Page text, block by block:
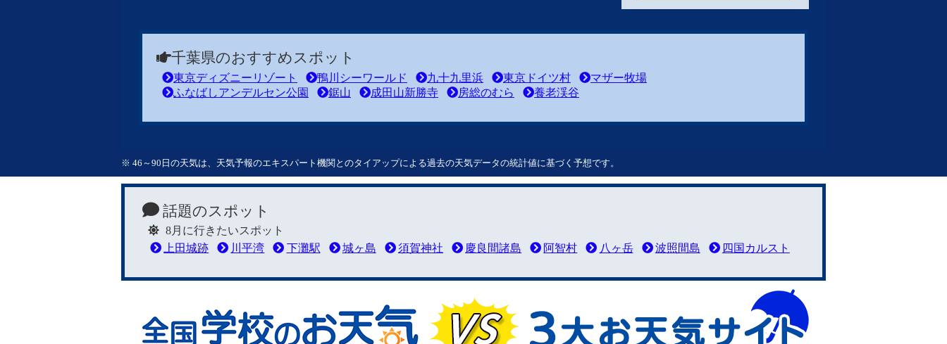
千葉県のおすすめスポット
東京ディズニーリゾート 鴨川シーワールド 九十九里浜 東京ドイツ村
マザー牧場
ふなばしアンデルセン公園
鋸山 成田山新勝寺 房総のむら 養老渓谷
※ 46～90日の天気は、天気予報のエキスパート機関とのタイアップによる過去の天気データの統計値に基づく予想です。
話題のスポット
8月に行きたいスポット
上田城跡
川平湾 下灘駅 城ヶ島 須賀神社 慶良間諸島 阿智村 八ヶ岳 波照間島 四国カルスト